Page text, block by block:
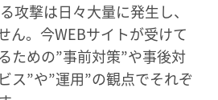
攻撃は日々大量に発生し、
ん。今WEBサイトが受けて
ための”事前対策”や事後対
ス”や”運用”の観点でそれぞ